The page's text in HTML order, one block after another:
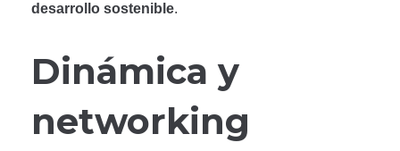
desarrollo sostenible.
Dinámica y
networking